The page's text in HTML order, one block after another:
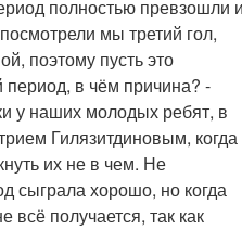
полностью превзошли и
мы третий гол,
поэтому пусть это
период, в чём причина? -
у наших молодых ребят, в
Гилязитдиновым, когда
их не в чем. Не
сыграла хорошо, но когда
всё получается, так как